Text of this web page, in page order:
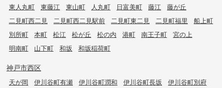
東人丸町
東藤江 東山町 人丸町 日富美町 藤江
藤が丘
二見町西二見
二見町西二見駅前 二見町東二見 二見町福里
船上町
別所町
本町 松江 松が丘 松の内 港町 南王子町
宮の上
明南町
山下町 和坂 和坂稲荷町
神戸市西区
天が岡 伊川谷町有瀬 伊川谷町潤和 伊川谷町長坂
伊川谷町別府